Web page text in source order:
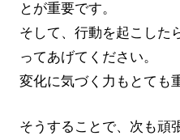
とが重要です。
そして、行動を起こした
ってあげてください。
変化に気づく力もとても
そうすることで、次も頑